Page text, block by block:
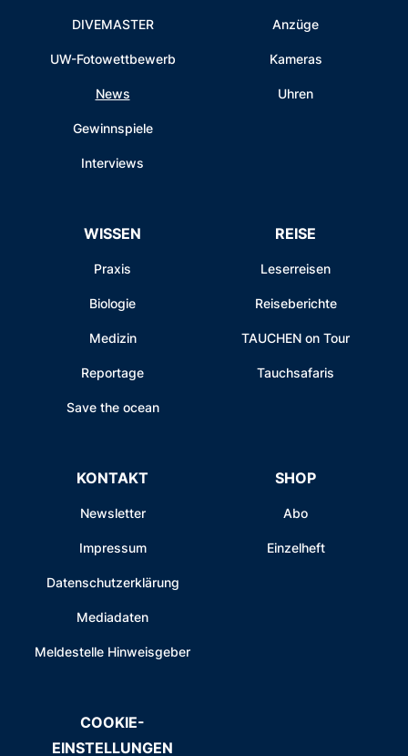
DIVEMASTER
UW-Fotowettbewerb
News
Gewinnspiele
Interviews
Anzüge
Kameras
Uhren
WISSEN
Praxis
Biologie
Medizin
Reportage
Save the ocean
REISE
Leserreisen
Reiseberichte
TAUCHEN on Tour
Tauchsafaris
KONTAKT
Newsletter
Impressum
Datenschutzerklärung
Mediadaten
Meldestelle Hinweisgeber
SHOP
Abo
Einzelheft
COOKIE-
EINSTELLUNGEN